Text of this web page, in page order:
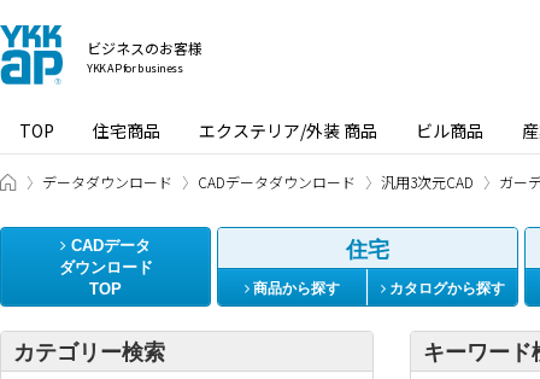
ビジネスのお客様
YKK AP for business
TOP 住宅商品 エクステリア/外装 商品 ビル商品
ビジネスのお客様 HOME
データダウンロード CADデータダウンロード 汎用3次元CAD ガー
CADデータ
ダウンロード
TOP
住宅
商品から探す カタログから探す
カテゴリー検索 キーワード